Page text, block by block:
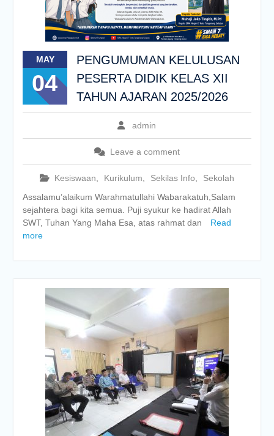
MAY
04
PENGUMUMAN KELULUSAN
PESERTA DIDIK KELAS XII
TAHUN AJARAN 2025/2026
admin
Leave a comment
Kesiswaan Kurikulum Sekilas Info
Sekolah
Assalamu’alaikum Warahmatullahi Wabarakatuh,Salam
sejahtera bagi kita semua. Puji syukur ke hadirat Allah
SWT, Tuhan Yang Maha Esa, atas rahmat dan
Read
more